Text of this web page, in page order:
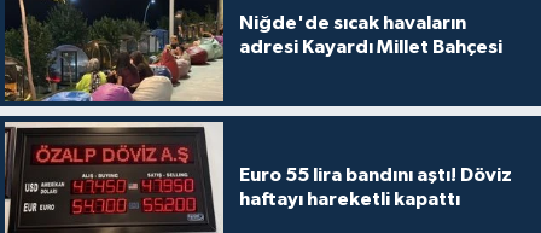
Niğde'de sıcak havaların
adresi Kayardı Millet Bahçesi
Euro 55 lira bandını aştı! Döviz
haftayı hareketli kapattı